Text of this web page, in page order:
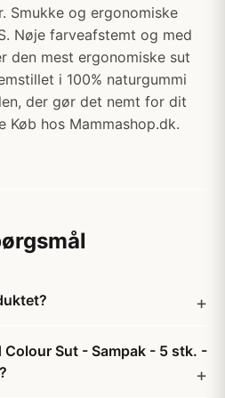
Smukke og ergonomiske
Nøje farveafstemt og med
den mest ergonomiske sut
i 100% naturgummi
der gør det nemt for dit
Køb hos Mammashop.dk.
Colour Sut - Sampak - 5 stk. -